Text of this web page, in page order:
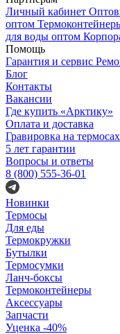
Личный кабинет
оптом
для воды оптом
Помощь
Гарантия и сервис
Блог
Контакты
Вакансии
Где купить «Арктику»
Оплата и доставка
Гравировка на термосах
5 лет гарантии
Вопросы и ответы
8 (800) 555-36-01
Новинки
Термосы
Для еды
Термокружки
Бутылки
Термосумки
Ланч-боксы
Термоконтейнеры
Аксессуары
Запчасти
Уценка -40%